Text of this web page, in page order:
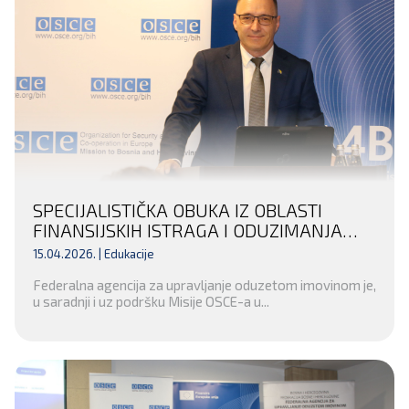
SPECIJALISTIČKA OBUKA IZ OBLASTI
FINANSIJSKIH ISTRAGA I ODUZIMANJA
NEZAKONITO STEČENE IMOVINE ZA
KANTONA 10
15.04.2026. | Edukacije
Federalna agencija za upravljanje oduzetom imovinom je,
u saradnji i uz podršku Misije OSCE-a u...